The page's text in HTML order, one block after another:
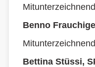
Benno
Bettina Stüssi,